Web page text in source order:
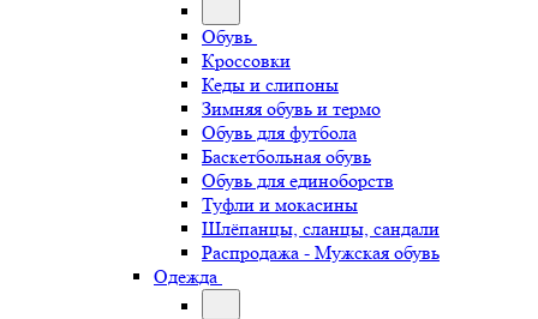
Обувь
Кроссовки
Кеды и слипоны
Зимняя обувь и термо
Обувь для футбола
Баскетбольная обувь
Обувь для единоборств
Туфли и мокасины
Шлёпанцы, сланцы, сандали
Распродажа - Мужская обувь
Одежда